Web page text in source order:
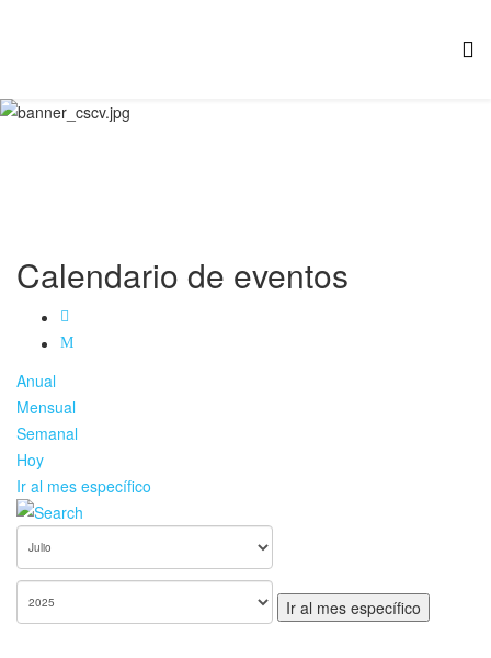
Calendario de eventos
Anual
Mensual
Semanal
Hoy
Ir al mes específico
Ir al mes específico